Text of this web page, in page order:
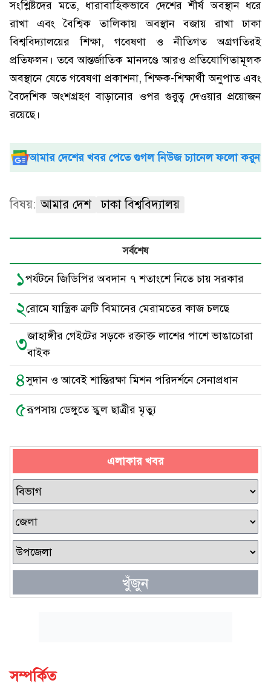
সংশ্লিষ্টদের মতে, ধারাবাহিকভাবে দেশের শীর্ষ অবস্থান ধরে
রাখা এবং বৈশ্বিক তালিকায় অবস্থান বজায় রাখা ঢাকা
বিশ্ববিদ্যালয়ের শিক্ষা, গবেষণা ও নীতিগত অগ্রগতিরই
প্রতিফলন। তবে আন্তর্জাতিক মানদণ্ডে আরও প্রতিযোগিতামূলক
অবস্থানে যেতে গবেষণা প্রকাশনা, শিক্ষক-শিক্ষার্থী অনুপাত এবং
বৈদেশিক অংশগ্রহণ বাড়ানোর ওপর গুরুত্ব দেওয়ার প্রয়োজন
রয়েছে।
আমার দেশের খবর পেতে গুগল নিউজ চ্যানেল ফলো করুন
বিষয়: আমার দেশ ঢাকা বিশ্ববিদ্যালয়
সর্বশেষ
১পর্যটনে জিডিপির অবদান ৭ শতাংশে নিতে চায় সরকার
২রোমে যান্ত্রিক ত্রুটি বিমানের মেরামতের কাজ চলছে
৩জাহাঙ্গীর গেইটের সড়কে রক্তাক্ত লাশের পাশে ভাঙাচোরা
বাইক
৪সুদান ও আবেই শান্তিরক্ষা মিশন পরিদর্শনে সেনাপ্রধান
৫রূপসায় ডেঙ্গুতে স্কুল ছাত্রীর মৃত্যু
এলাকার খবর
খুঁজুন
সম্পর্কিত